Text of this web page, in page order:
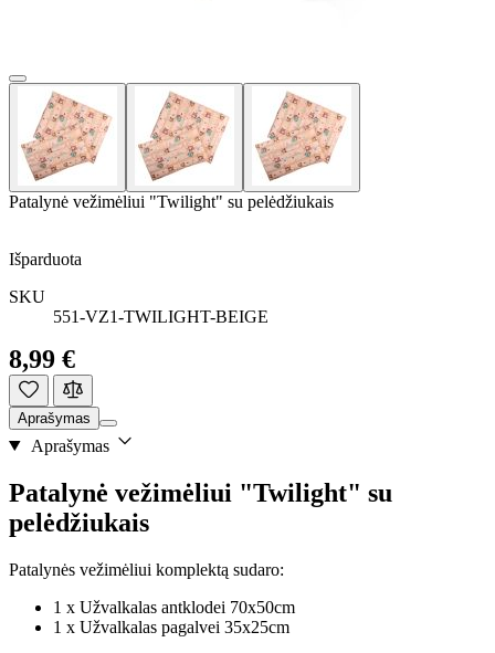
Patalynė vežimėliui "Twilight" su pelėdžiukais
Išparduota
SKU
551-VZ1-TWILIGHT-BEIGE
8,99 €
Aprašymas
Aprašymas
Patalynė vežimėliui "Twilight" su
pelėdžiukais
Patalynės vežimėliui komplektą sudaro:
1 x Užvalkalas antklodei 70x50cm
1 x Užvalkalas pagalvei 35x25cm